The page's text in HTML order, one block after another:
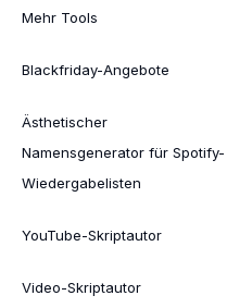
Mehr Tools
Blackfriday-Angebote
Ästhetischer
Namensgenerator für Spotify-
Wiedergabelisten
YouTube-Skriptautor
Video-Skriptautor